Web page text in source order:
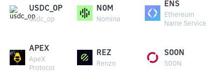
USDC_OP
usdc_op
NOM
Nomina
ENS
Ethereum
Name Service
APEX
ApeX
Protocol
REZ
Renzo
SOON
SOON